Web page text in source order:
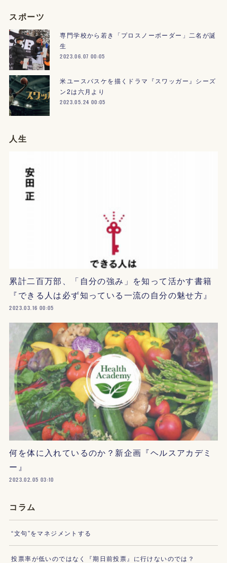
スポーツ
専門学校から若き「プロスノーボーダー」二名が誕
生
2023.06.07 00:05
米ユースバスケを描くドラマ『スワッガー』シーズ
ン2は六月より
2023.05.24 00:05
人生
累計二百万部、「自分の強み」を知って活かす書籍
『できる人は必ず知っている一流の自分の魅せ方』
2023.03.16 00:05
何を体に入れているのか？新企画『ヘルスアカデミ
ー』
2023.02.05 03:10
コラム
“文句”をマネジメントする
投票率が低いのではなく『期日前投票』に行けないのでは？